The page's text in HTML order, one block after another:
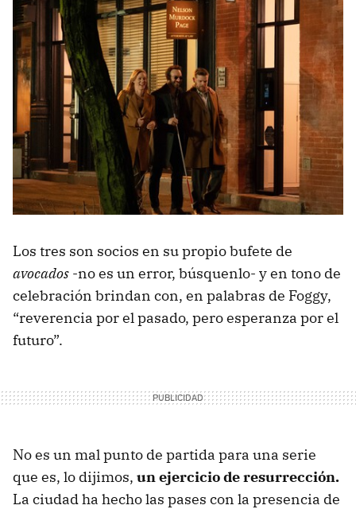
Los tres son socios en su propio bufete de
avocados -no es un error, búsquenlo- y en tono de
celebración brindan con, en palabras de Foggy,
“reverencia por el pasado, pero esperanza por el
futuro”.
No es un mal punto de partida para una serie
que es, lo dijimos, un ejercicio de resurrección.
La ciudad ha hecho las pases con la presencia de